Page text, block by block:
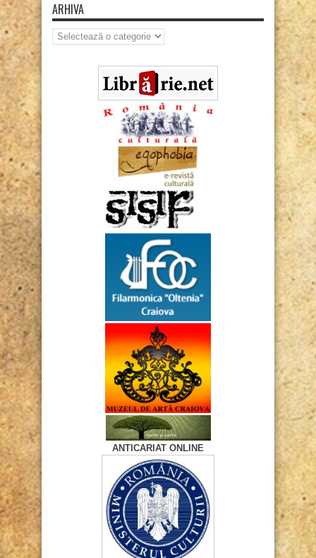
ARHIVA
Arhiva
ANTICARIAT ONLINE